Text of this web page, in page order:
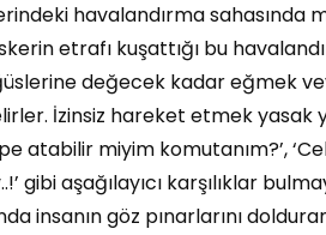
havalandırma sahasında
etrafı kuşattığı bu
değecek kadar eğmek
İzinsiz hareket etmek yasak
atabilir miyim komutanım?’,
gibi aşağılayıcı karşılıklar
insanın göz pınarlarını